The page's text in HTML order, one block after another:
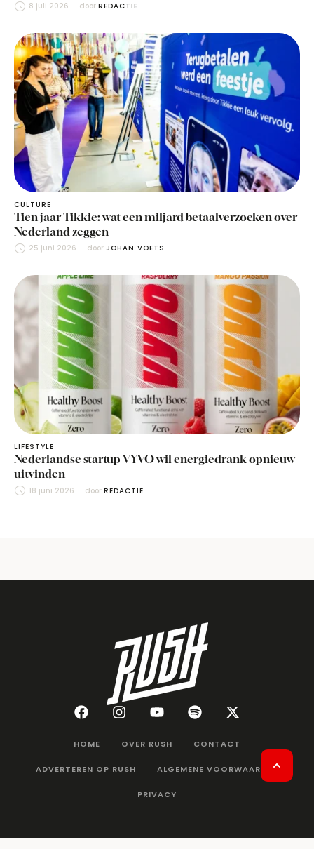
8 juli 2026 door REDACTIE
CULTURE
Tien jaar Tikkie: wat een miljard betaalverzoeken over
Nederland zeggen
25 juni 2026 door JOHAN VOETS
LIFESTYLE
Nederlandse startup VYVO wil energiedrank opnieuw
uitvinden
18 juni 2026 door REDACTIE
HOME OVER RUSH CONTACT
ADVERTEREN OP RUSH ALGEMENE VOORWAARDEN
PRIVACY